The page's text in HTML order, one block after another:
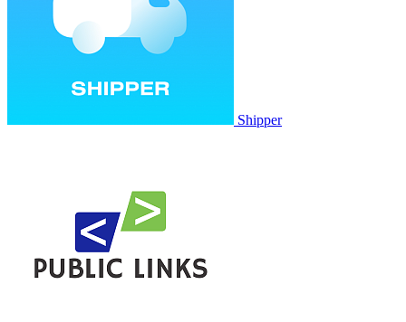
Shipper